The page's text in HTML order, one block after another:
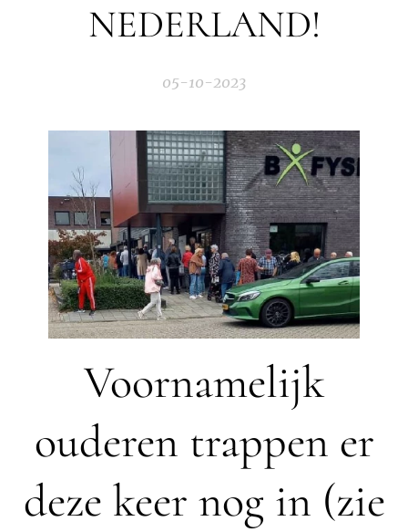
NEDERLAND!
05-10-2023
Voornamelijk
ouderen trappen er
deze keer nog in (zie